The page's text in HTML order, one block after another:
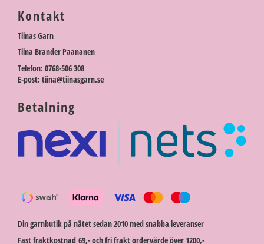
Kontakt
Tiinas Garn
Tiina Brander Paananen
Telefon: 0768-506 308
E-post: tiina@tiinasgarn.se
Betalning
Din garnbutik på nätet sedan 2010 med snabba leveranser
Fast fraktkostnad 69,- och fri frakt ordervärde över 1200,-